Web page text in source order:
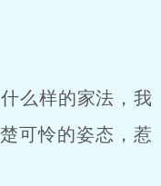
么样的家法，我
可怜的姿态，惹